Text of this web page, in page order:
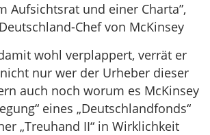
Aufsichtsrat und einer Charta”,
Chef von McKinsey
wohl verplappert, verrät er
nur wer der Urheber dieser
auch noch worum es McKinsey
eines „Deutschlandfonds“
„Treuhand II“ in Wirklichkeit